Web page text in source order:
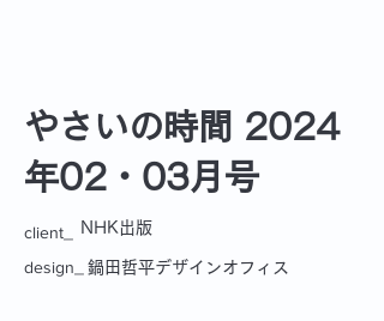
やさいの時間 2024
年02・03月号
client_ NHK出版
design_ 鍋田哲平デザインオフィス